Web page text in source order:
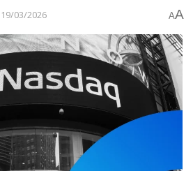
19/03/2026 AA